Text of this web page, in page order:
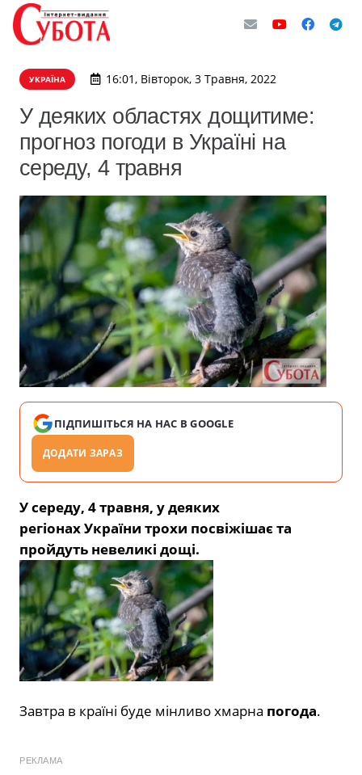
УКРАЇНА 16:01, Вівторок, 3 Травня, 2022
У деяких областях дощитиме:
прогноз погоди в Україні на
середу, 4 травня
ПІДПИШІТЬСЯ НА НАС В GOOGLE
ДОДАТИ ЗАРАЗ
У середу, 4 травня, у деяких
регіонах України трохи посвіжішає та
пройдуть невеликі дощі.
Завтра в країні буде мінливо хмарна погода.
РЕКЛАМА